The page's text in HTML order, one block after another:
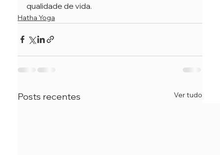
qualidade de vida.
Hatha Yoga
Posts recentes Ver tudo